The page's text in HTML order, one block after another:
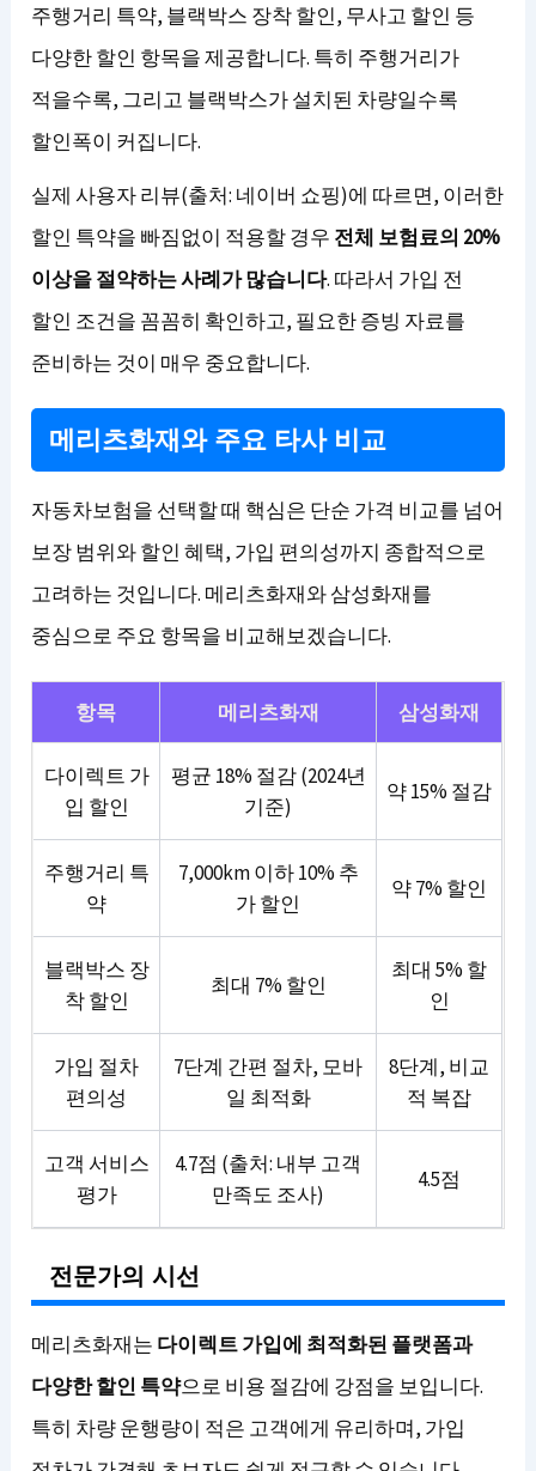
주행거리 특약, 블랙박스 장착 할인, 무사고 할인 등
다양한 할인 항목을 제공합니다. 특히 주행거리가
적을수록, 그리고 블랙박스가 설치된 차량일수록
할인폭이 커집니다.
실제 사용자 리뷰(출처: 네이버 쇼핑)에 따르면, 이러한
할인 특약을 빠짐없이 적용할 경우 전체 보험료의 20%
이상을 절약하는 사례가 많습니다. 따라서 가입 전
할인 조건을 꼼꼼히 확인하고, 필요한 증빙 자료를
준비하는 것이 매우 중요합니다.
메리츠화재와 주요 타사 비교
자동차보험을 선택할 때 핵심은 단순 가격 비교를 넘어
보장 범위와 할인 혜택, 가입 편의성까지 종합적으로
고려하는 것입니다. 메리츠화재와 삼성화재를
중심으로 주요 항목을 비교해보겠습니다.
항목 메리츠화재 삼성화재
다이렉트 가
입 할인
평균 18% 절감 (2024년
기준)
약 15% 절감
주행거리 특
약
7,000km 이하 10% 추
가 할인
약 7% 할인
블랙박스 장
착 할인
최대 7% 할인
최대 5% 할
인
가입 절차
편의성
7단계 간편 절차, 모바
일 최적화
8단계, 비교
적 복잡
고객 서비스
평가
4.7점 (출처: 내부 고객
만족도 조사)
4.5점
전문가의 시선
메리츠화재는 다이렉트 가입에 최적화된 플랫폼과
다양한 할인 특약으로 비용 절감에 강점을 보입니다.
특히 차량 운행량이 적은 고객에게 유리하며, 가입